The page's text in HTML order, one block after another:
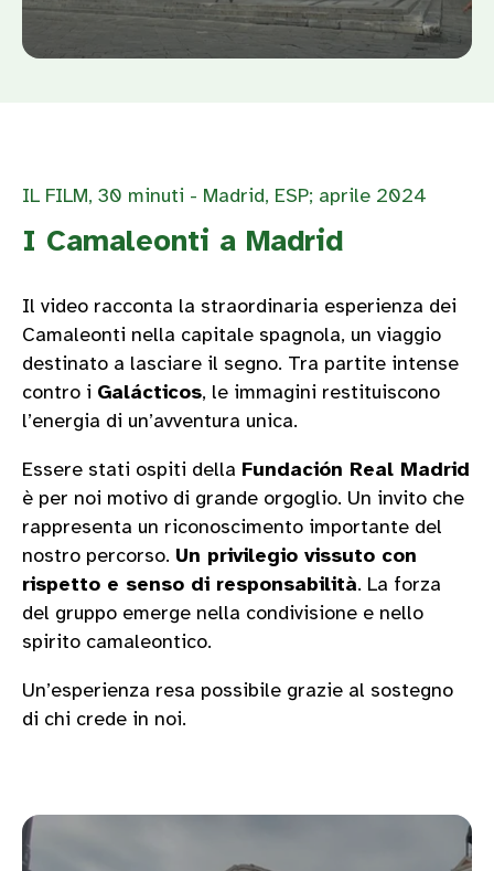
IL FILM, 30 minuti - Madrid, ESP; aprile 2024
I Camaleonti a Madrid
Il video racconta la straordinaria esperienza dei
Camaleonti nella capitale spagnola, un viaggio
destinato a lasciare il segno. Tra partite intense
contro i Galácticos, le immagini restituiscono
l’energia di un’avventura unica.
Essere stati ospiti della Fundación Real Madrid
è per noi motivo di grande orgoglio. Un invito che
rappresenta un riconoscimento importante del
nostro percorso. Un privilegio vissuto con
rispetto e senso di responsabilità. La forza
del gruppo emerge nella condivisione e nello
spirito camaleontico.
Un’esperienza resa possibile grazie al sostegno
di chi crede in noi.